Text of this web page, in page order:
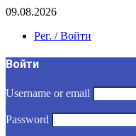
09.08.2026
Рег. / Войти
Войти
Username or email
Password